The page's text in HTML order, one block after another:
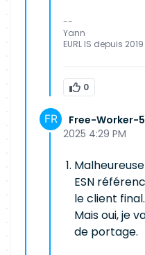
--
Yann
EURL IS depuis 2019
0
Free-Worker-
2025 4:29 PM
ESN
le client final.
Mais oui, je
de portage.